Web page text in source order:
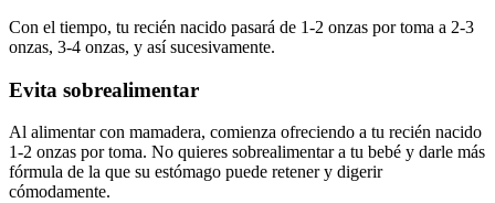
Con el tiempo, tu recién nacido pasará de 1-2 onzas por toma a 2-3
onzas, 3-4 onzas, y así sucesivamente.
Evita sobrealimentar
Al alimentar con mamadera, comienza ofreciendo a tu recién nacido
1-2 onzas por toma. No quieres sobrealimentar a tu bebé y darle más
fórmula de la que su estómago puede retener y digerir
cómodamente.